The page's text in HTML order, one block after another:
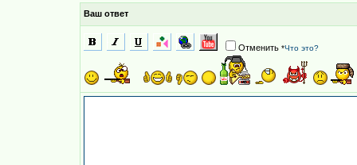
Ваш ответ
Отменить *Что это?